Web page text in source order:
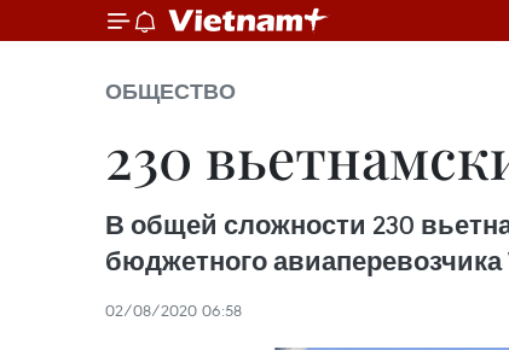
ОБЩЕСТВО
230
В общей сложности 230
бюджетного авиаперевозчика
02/08/2020 06:58